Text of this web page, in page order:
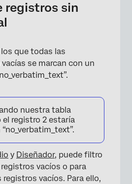
×
registros sin
que todas las
se marcan con un
nuestra tabla
el registro 2 estaría
y Diseñador, puede filtro
vacíos o para
vacíos. Para ello,